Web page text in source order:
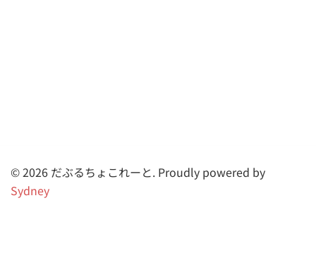
© 2026 だぶるちょこれーと. Proudly powered by
Sydney